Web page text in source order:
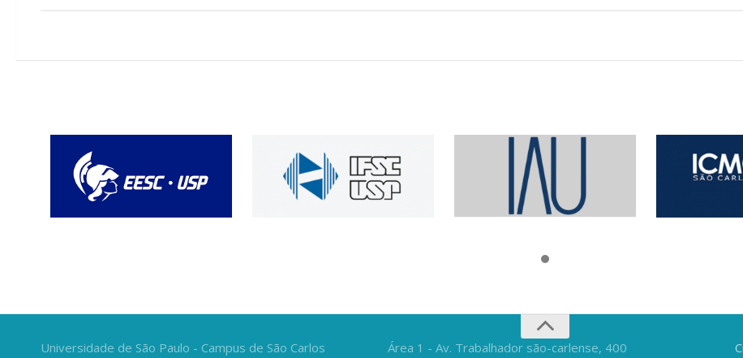
Universidade de São Paulo - Campus de São Carlos
Área 1 - Av. Trabalhador são-carlense, 400